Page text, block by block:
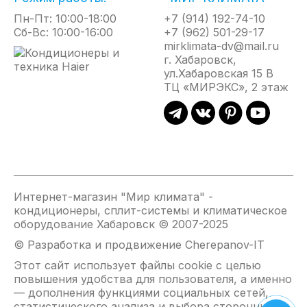
зон жилых помещений, квартир, дач, внутренних
помещений кафе, баров, ресторанов, гостиниц и
Отличительные особенности
Ультратонкие стеклянные панели с
толщиной корпуса всего 10 мм
Высокотехнологическое керамическое
Уникальная, запатентованная технология
«греющее стекло»
В комплекте всё необходимое для быстрого и
удобного монтажа
Подвес на декоративных тросах диаметром
1,5 мм выполняется при помощи удобных
фиксаторов
Для незаметного монтажа на удалении от
Пн-Пт: 10:00-18:00
Сб-Вс: 10:00-16:00
+7 (914) 192-74-10
+7 (962) 501-29-17
mirklimata-dv@mail.ru
г. Хабаровск,
ул.Хабаровская 15 В
ТЦ «МИРЭКС», 2 этаж
Интернет-магазин "Мир климата" -
кондиционеры, сплит-системы и климатическое
оборудование Хабаровск © 2007-2025
© Разработка и продвижение Cherepanov-IT
Этот сайт использует файлы cookie с целью
повышения удобства для пользователя, а именно
— дополнения функциями социальных сетей,